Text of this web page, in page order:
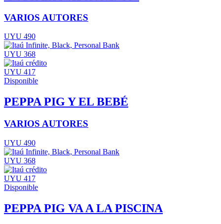
VARIOS AUTORES
UYU 490
UYU 368
UYU 417
Disponible
PEPPA PIG Y EL BEBÉ
VARIOS AUTORES
UYU 490
UYU 368
UYU 417
Disponible
PEPPA PIG VA A LA PISCINA